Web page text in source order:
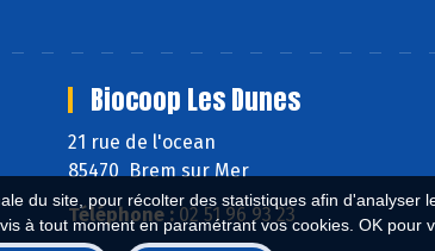
du site, pour récolter des statistiques afin d'analyser
à tout moment en paramétrant vos cookies. OK pour
Biocoop Les Dunes
21 rue de l'ocean
85470 Brem sur Mer
Téléphone :02 51 96 93 23